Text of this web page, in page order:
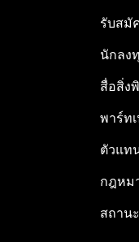
รับสมั
นักลง
สื่อสิ่ง
พาร์ท
ตัวแท
กฎหม
สถาน